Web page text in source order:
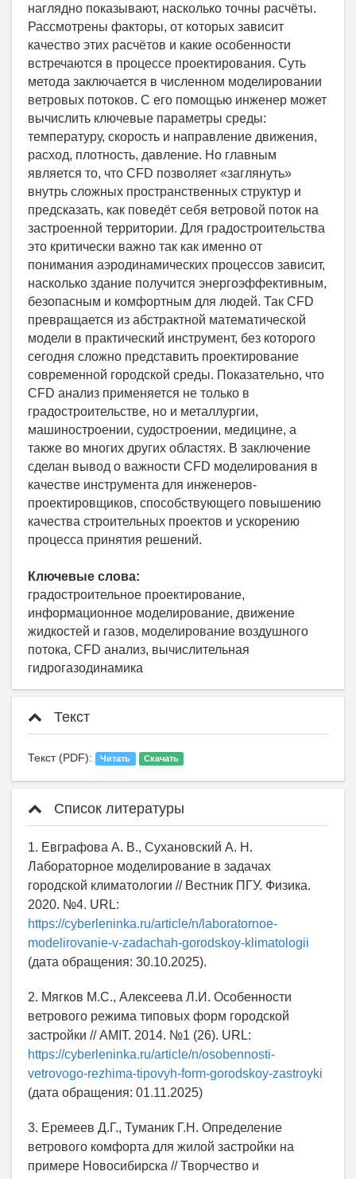
наглядно показывают, насколько точны расчёты.
Рассмотрены факторы, от которых зависит
качество этих расчётов и какие особенности
встречаются в процессе проектирования. Суть
метода заключается в численном моделировании
ветровых потоков. С его помощью инженер может
вычислить ключевые параметры среды:
температуру, скорость и направление движения,
расход, плотность, давление. Но главным
является то, что CFD позволяет «заглянуть»
внутрь сложных пространственных структур и
предсказать, как поведёт себя ветровой поток на
застроенной территории. Для градостроительства
это критически важно так как именно от
понимания аэродинамических процессов зависит,
насколько здание получится энергоэффективным,
безопасным и комфортным для людей. Так CFD
превращается из абстрактной математической
модели в практический инструмент, без которого
сегодня сложно представить проектирование
современной городской среды. Показательно, что
CFD анализ применяется не только в
градостроительстве, но и металлургии,
машиностроении, судостроении, медицине, а
также во многих других областях. В заключение
сделан вывод о важности CFD моделирования в
качестве инструмента для инженеров-
проектировщиков, способствующего повышению
качества строительных проектов и ускорению
процесса принятия решений.
Ключевые слова:
градостроительное проектирование,
информационное моделирование, движение
жидкостей и газов, моделирование воздушного
потока, CFD анализ, вычислительная
гидрогазодинамика
Текст
Текст (PDF): Читать Скачать
Список литературы
1. Евграфова А. В., Сухановский А. Н.
Лабораторное моделирование в задачах
городской климатологии // Вестник ПГУ. Физика.
2020. №4. URL:
https://cyberleninka.ru/article/n/laboratornoe-
modelirovanie-v-zadachah-gorodskoy-klimatologii
(дата обращения: 30.10.2025).
2. Мягков М.С., Алексеева Л.И. Особенности
ветрового режима типовых форм городской
застройки // AMIT. 2014. №1 (26). URL:
https://cyberleninka.ru/article/n/osobennosti-
vetrovogo-rezhima-tipovyh-form-gorodskoy-zastroyki
(дата обращения: 01.11.2025)
3. Еремеев Д.Г., Туманик Г.Н. Определение
ветрового комфорта для жилой застройки на
примере Новосибирска // Творчество и